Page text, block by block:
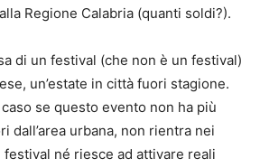
Regione Calabria (quanti soldi?).
di un festival (che non è un festival)
un’estate in città fuori stagione.
se questo evento non ha più
dall’area urbana, non rientra nei
né riesce ad attivare reali